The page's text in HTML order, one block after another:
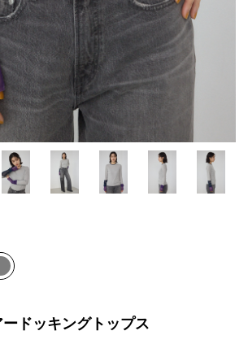
ードッキングトップス